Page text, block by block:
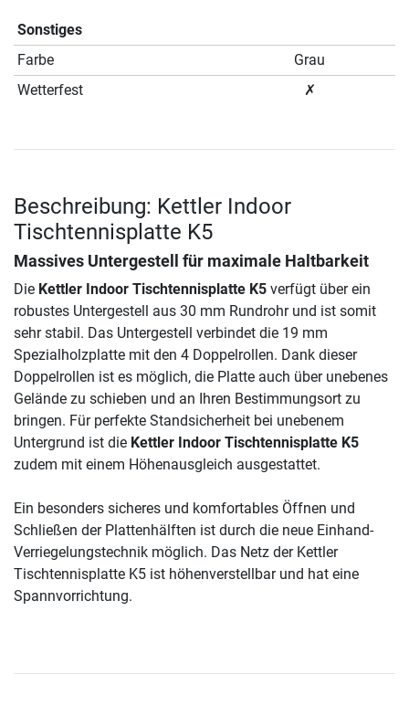
Sonstiges
Farbe
Grau
Wetterfest
✗
Beschreibung: Kettler Indoor
Tischtennisplatte K5
Massives Untergestell für maximale Haltbarkeit
Die Kettler Indoor Tischtennisplatte K5 verfügt über ein
robustes Untergestell aus 30 mm Rundrohr und ist somit
sehr stabil. Das Untergestell verbindet die 19 mm
Spezialholzplatte mit den 4 Doppelrollen. Dank dieser
Doppelrollen ist es möglich, die Platte auch über unebenes
Gelände zu schieben und an Ihren Bestimmungsort zu
bringen. Für perfekte Standsicherheit bei unebenem
Untergrund ist die Kettler Indoor Tischtennisplatte K5
zudem mit einem Höhenausgleich ausgestattet.
Ein besonders sicheres und komfortables Öffnen und
Schließen der Plattenhälften ist durch die neue Einhand-
Verriegelungstechnik möglich. Das Netz der Kettler
Tischtennisplatte K5 ist höhenverstellbar und hat eine
Spannvorrichtung.